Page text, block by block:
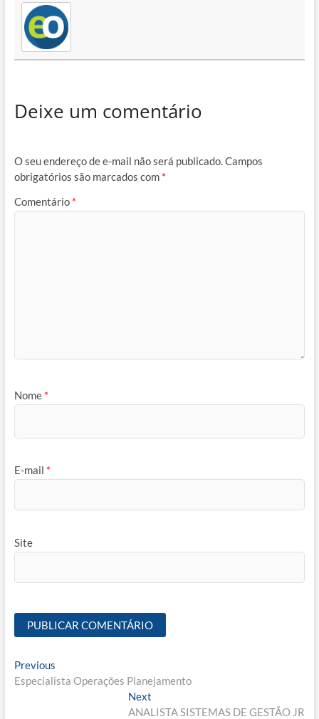
Deixe um comentário
O seu endereço de e-mail não será publicado.Campos
obrigatórios são marcados com *
Comentário *
Nome *
E-mail *
Site
Navegação
de
PreviousPrevious
post:
Especialista Operações Planejamento
Next
post:
ANALISTA SISTEMAS DE GESTÃO JR